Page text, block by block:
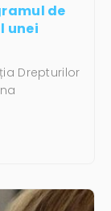
de
unei
Drepturilor